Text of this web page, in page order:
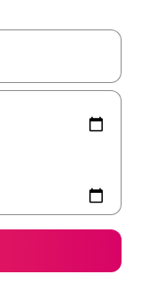
krećete kroz njih